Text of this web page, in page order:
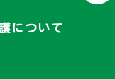
について